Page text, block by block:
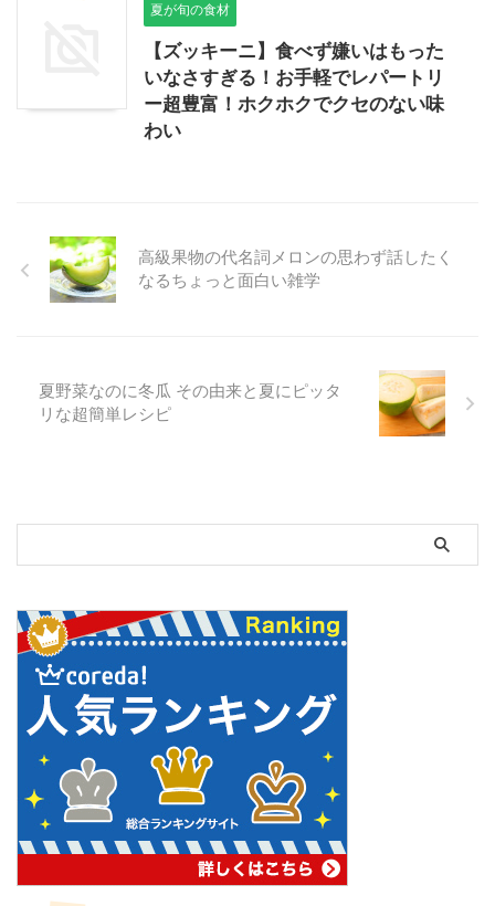
夏が旬の食材
【ズッキーニ】食べず嫌いはもった
いなさすぎる！お手軽でレパートリ
ー超豊富！ホクホクでクセのない味
わい
高級果物の代名詞メロンの思わず話したく
なるちょっと面白い雑学
夏野菜なのに冬瓜 その由来と夏にピッタ
リな超簡単レシピ